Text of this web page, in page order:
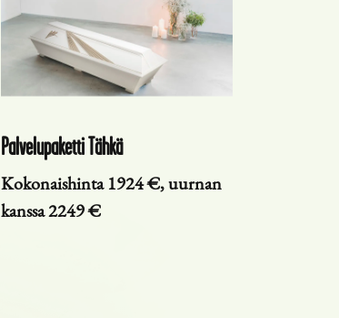
Palvelupaketti Tähkä
Kokonaishinta 1924 €, uurnan
kanssa 2249 €